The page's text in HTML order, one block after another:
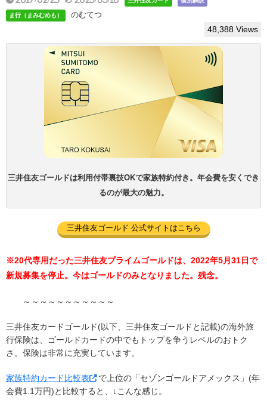
ま行（まみむめも） のむてつ
48,388 Views
三井住友ゴールドは利用付帯裏技OKで家族特約付き。年会費を安くでき
るのが最大の魅力。
三井住友ゴールド 公式サイトはこちら
※20代専用だった三井住友プライムゴールドは、2022年5月31日で
新規募集を停止。今はゴールドのみとなりました。残念。
～～～～～～～～～～～
三井住友カードゴールド(以下、三井住友ゴールドと記載)の海外旅
行保険は、ゴールドカードの中でもトップを争うレベルのおトク
さ。保険は非常に充実しています。
家族特約カード比較表
で上位の「セゾンゴールドアメックス」(年
会費1.1万円)と比較すると、↓こんな感じ。